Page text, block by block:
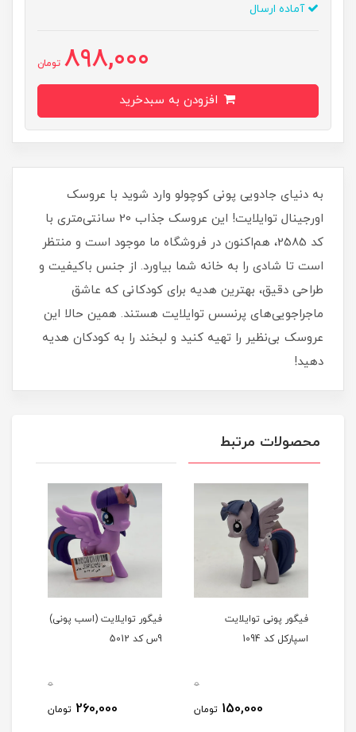
آماده ارسال
898,000 تومان
به دنیای جادویی پونی کوچولو وارد شوید با عروسک
اورجینال توایلایت! این عروسک جذاب 20 سانتی‌متری با
کد 2585، هم‌اکنون در فروشگاه ما موجود است و منتظر
است تا شادی را به خانه شما بیاورد. از جنس باکیفیت و
طراحی دقیق، بهترین هدیه برای کودکانی که عاشق
ماجراجویی‌های پرنسس توایلایت هستند. همین حالا این
عروسک بی‌نظیر را تهیه کنید و لبخند را به کودکان هدیه
دهید!
محصولات مرتبط
فیگور پونی توایلایت
اسپارکل کد 1094
0
150,000 تومان
فیگور توایلایت (اسب پونی)
9س کد 5012
0
260,000 تومان